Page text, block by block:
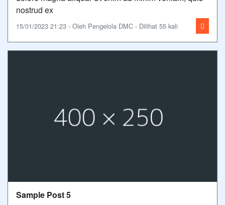
nostrud ex
15/01/2023 21:23 - Oleh Pengelola DMC - Dilihat 55 kali
Sample Post 5